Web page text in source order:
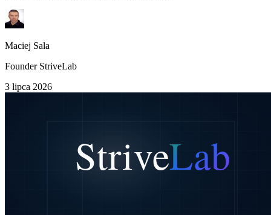
Maciej Sala
Founder StriveLab
3 lipca 2026